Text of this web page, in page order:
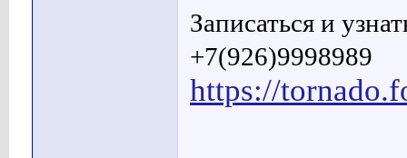
Записаться и
+7(926)9998989
https://